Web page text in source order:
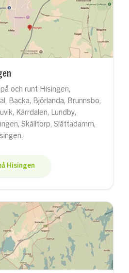
och runt Hisingen,
Backa, Björlanda, Brunnsbo,
Kärrdalen, Lundby,
Skälltorp, Slättadamm,
Hisingen